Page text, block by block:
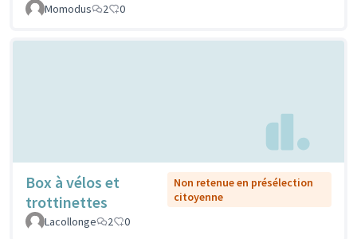
Momodus 2 0
Box à vélos et
trottinettes
Non retenue en présélection
citoyenne
Lacollonge
2 0